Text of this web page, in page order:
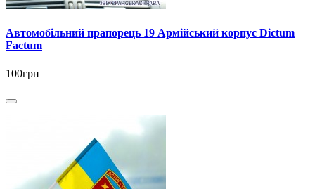
Автомобільний прапорець 19 Армійський корпус Dictum
Factum
100грн